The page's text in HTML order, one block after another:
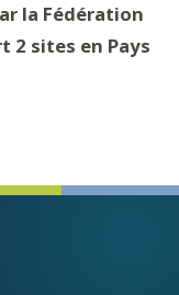
la Fédération
2 sites en Pays